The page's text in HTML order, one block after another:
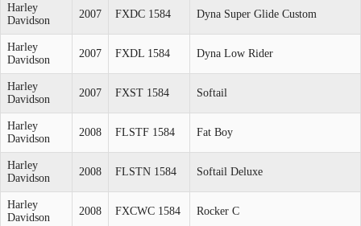
Harley
Davidson
2007 FXDC 1584 Dyna Super Glide Custom
Harley
Davidson
2007 FXDL 1584 Dyna Low Rider
Harley
Davidson
2007 FXST 1584 Softail
Harley
Davidson
2008 FLSTF 1584 Fat Boy
Harley
Davidson
2008 FLSTN 1584 Softail Deluxe
Harley
Davidson
2008 FXCWC 1584 Rocker C